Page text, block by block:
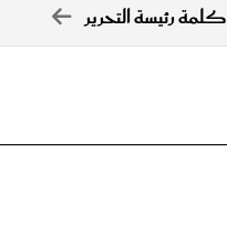
كلمة رئيسة التحرير